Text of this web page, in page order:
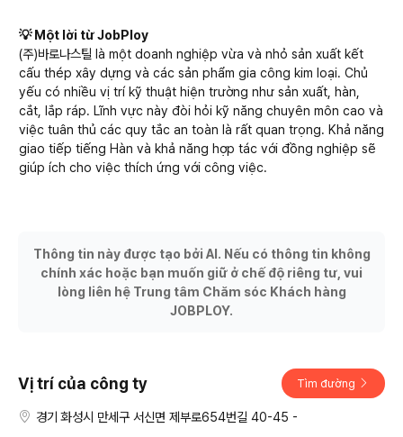
💡 Một lời từ JobPloy
(주)바로나스틸 là một doanh nghiệp vừa và nhỏ sản xuất kết
cấu thép xây dựng và các sản phẩm gia công kim loại. Chủ
yếu có nhiều vị trí kỹ thuật hiện trường như sản xuất, hàn,
cắt, lắp ráp. Lĩnh vực này đòi hỏi kỹ năng chuyên môn cao và
việc tuân thủ các quy tắc an toàn là rất quan trọng. Khả năng
giao tiếp tiếng Hàn và khả năng hợp tác với đồng nghiệp sẽ
giúp ích cho việc thích ứng với công việc.
Thông tin này được tạo bởi AI. Nếu có thông tin không
chính xác hoặc bạn muốn giữ ở chế độ riêng tư, vui
lòng liên hệ Trung tâm Chăm sóc Khách hàng
JOBPLOY.
Vị trí của công ty Tìm đường
경기 화성시 만세구 서신면 제부로654번길 40-45 -